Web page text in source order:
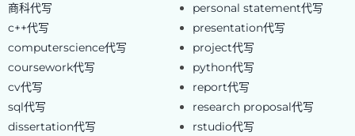
商科代写
c++代写
computerscience代写
coursework代写
cv代写
sql代写
dissertation代写
personal statement代写
presentation代写
project代写
python代写
report代写
research proposal代写
rstudio代写